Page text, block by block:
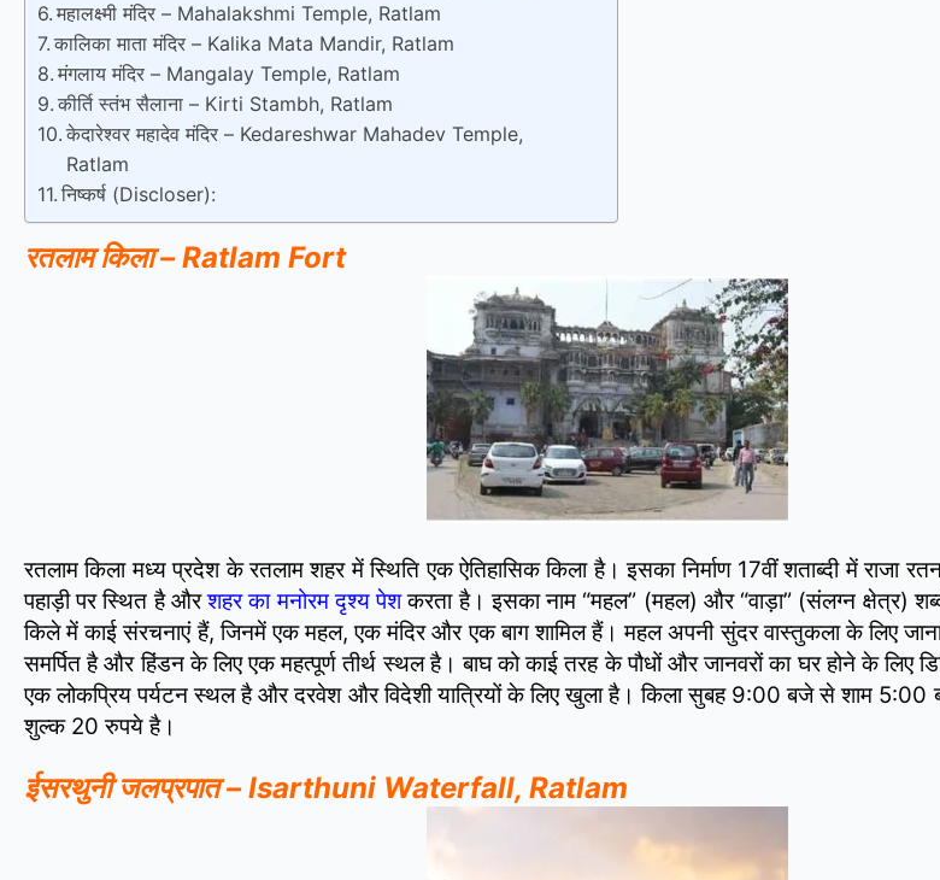
महालक्ष्मी मंदिर – Mahalakshmi Temple, Ratlam
कालिका माता मंदिर – Kalika Mata Mandir, Ratlam
मंगलाय मंदिर – Mangalay Temple, Ratlam
कीर्ति स्तंभ सैलाना – Kirti Stambh, Ratlam
केदारेश्वर महादेव मंदिर – Kedareshwar Mahadev Temple,
Ratlam
निष्कर्ष (Discloser):
रतलाम किला – Ratlam Fort
रतलाम किला मध्य प्रदेश के रतलाम शहर में स्थिति एक ऐतिहासिक किला है। इसका निर्माण 17वीं शताब्दी में राजा
पहाड़ी पर स्थित है औरशहर का मनोरम दृश्य पेशकरता है। इसका नाम “महल” (महल) और “वाड़ा” (संलग्न क्षेत्र)
किले में काई संरचनाएं हैं, जिनमें एक महल, एक मंदिर और एक बाग शामिल हैं। महल अपनी सुंदर वास्तुकला के लिए जाना
समर्पित है और हिंडन के लिए एक महत्पूर्ण तीर्थ स्थल है। बाघ को काई तरह के पौधों और जानवरों का घर होने के लिए
एक लोकप्रिय पर्यटन स्थल है और दरवेश और विदेशी यात्रियों के लिए खुला है। किला सुबह 9:00 बजे से शाम
शुल्क 20 रुपये है।
ईसरथुनी जलप्रपात – Isarthuni Waterfall, Ratlam